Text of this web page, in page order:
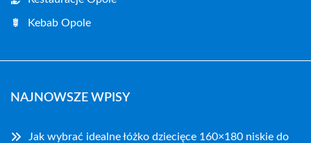
Kebab Opole
NAJNOWSZE WPISY
Jak wybrać idealne łóżko dziecięce 160×180 niskie do